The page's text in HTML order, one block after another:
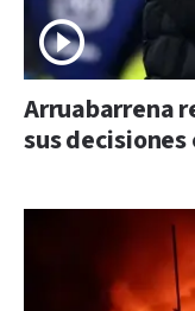
Arruabarrena
sus